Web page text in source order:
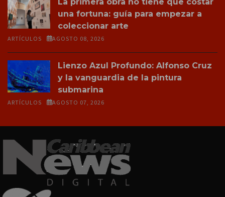
una fortuna: guía para empezar a
coleccionar arte
ARTÍCULOS AGOSTO 08, 2026
Lienzo Azul Profundo: Alfonso Cruz
y la vanguardia de la pintura
submarina
ARTÍCULOS AGOSTO 07, 2026